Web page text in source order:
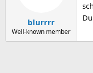
e
n
blurrrr
Well-known member